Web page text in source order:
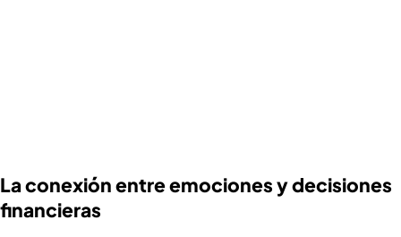
La conexión entre emociones y decisiones
financieras